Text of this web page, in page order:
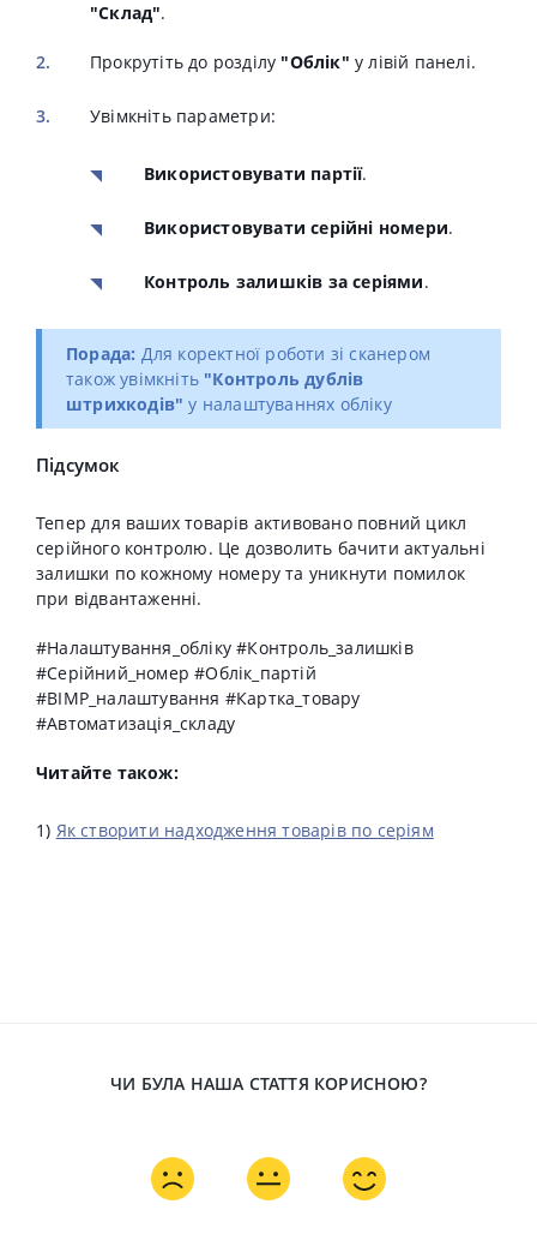
"Склад".
Прокрутіть до розділу "Облік" у лівій панелі.
Увімкніть параметри:
Використовувати партії.
Використовувати серійні номери.
Контроль залишків за серіями.
Порада: Для коректної роботи зі сканером
також увімкніть "Контроль дублів
штрихкодів" у налаштуваннях обліку
Підсумок
Тепер для ваших товарів активовано повний цикл
серійного контролю. Це дозволить бачити актуальні
залишки по кожному номеру та уникнути помилок
при відвантаженні.
#Налаштування_обліку #Контроль_залишків
#Серійний_номер #Облік_партій
#BIMP_налаштування #Картка_товару
#Автоматизація_складу
Читайте також:
1) Як створити надходження товарів по серіям
ЧИ БУЛА НАША СТАТТЯ КОРИСНОЮ?